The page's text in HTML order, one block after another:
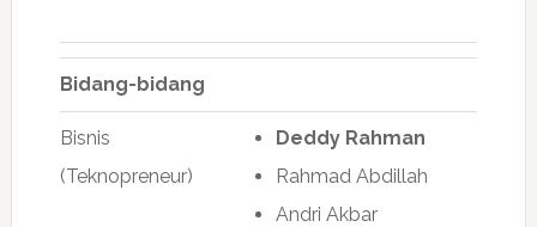
Bidang-bidang
Bisnis
(Teknopreneur)
Deddy Rahman
Rahmad Abdillah
Andri Akbar